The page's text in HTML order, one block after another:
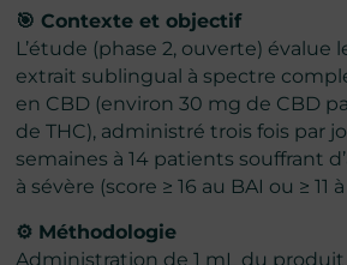
🎯 Contexte et objectif
L’étude (phase 2, ouverte) évalue
extrait sublingual à spectre
en CBD (environ 30 mg de CBD
de THC), administré trois fois par
semaines à 14 patients souffrant
à sévère (score ≥ 16 au BAI ou ≥ 11 à
⚙️ Méthodologie
Administration de 1 mL du produit